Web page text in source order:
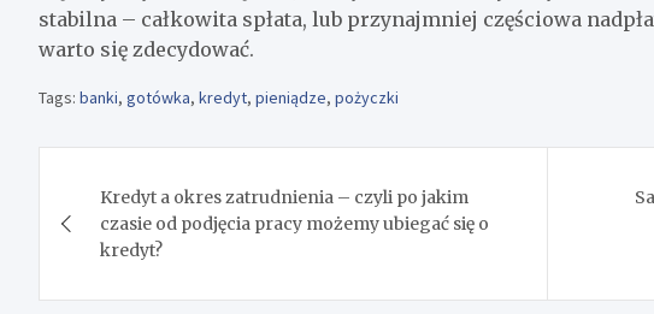
stabilna – całkowita spłata, lub przynajmniej częściowa
warto się zdecydować.
Tags: banki, gotówka, kredyt, pieniądze, pożyczki
wpisu
Kredyt a okres zatrudnienia – czyli po jakim
czasie od podjęcia pracy możemy ubiegać się o
kredyt?